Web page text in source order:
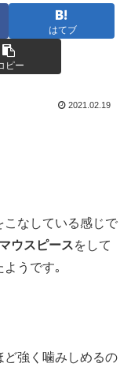
はてブ
ピー
2021.02.19
こなしている感じで
マウスピースをして
うです｡
ど強く噛みしめるの